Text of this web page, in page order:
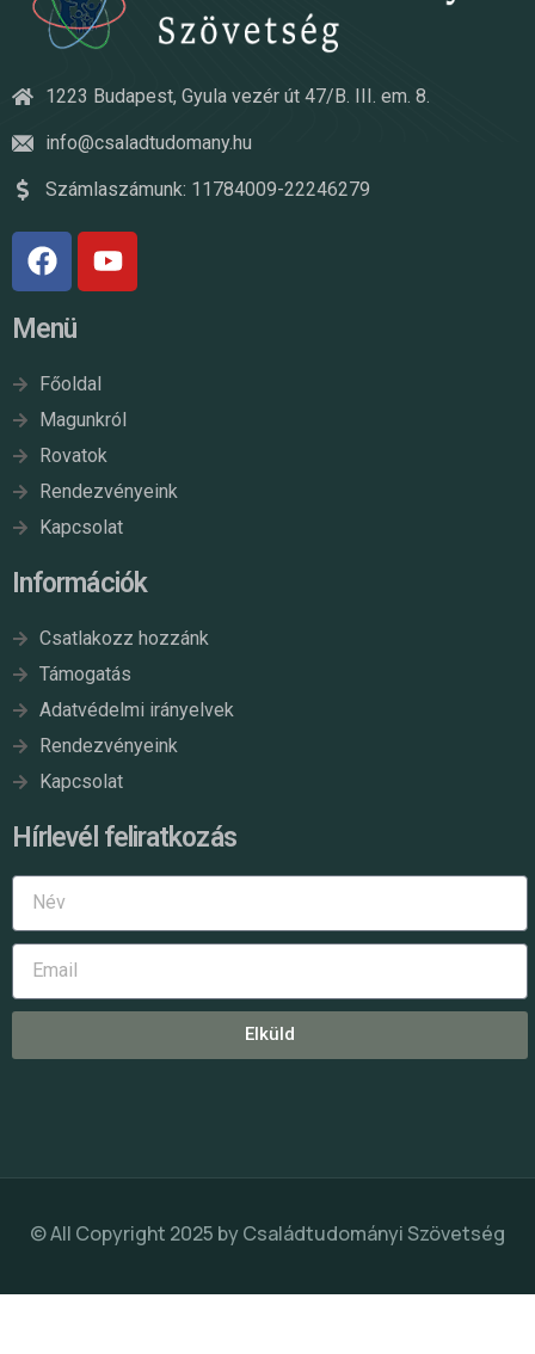
1223 Budapest, Gyula vezér út 47/B. III. em. 8.
info@csaladtudomany.hu
Számlaszámunk: 11784009-22246279
Menü
Főoldal
Magunkról
Rovatok
Rendezvényeink
Kapcsolat
Információk
Csatlakozz hozzánk
Támogatás
Adatvédelmi irányelvek
Rendezvényeink
Kapcsolat
Hírlevél feliratkozás
Elküld
© All Copyright 2025 byCsaládtudományi Szövetség